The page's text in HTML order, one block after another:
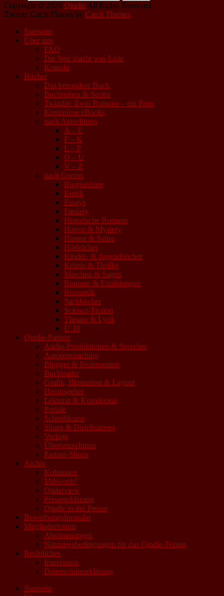
Copyright © 2026 Qindie All Rights Reserved.
Theme: Catch Flames by Catch Themes
Startseite
Über uns
FAQ
Die Wer macht was Liste
Kontakt
Bücher
Das besondere Buch
Buchreihen & Serien
Twindie: Zwei Romane – ein Preis
Kostenlose eBooks
nach AutorInnen
A – E
F – K
L – P
Q – U
V – Z
nach Genres
Biographien
Erotik
Essays
Fantasy
Historische Romane
Horror & Mystery
Humor & Satire
Hörbücher
Kinder- & Jugendbücher
Krimis & Thriller
Märchen & Sagen
Romane & Erzählungen
Romantik
Sachbücher
Science-Fiction
Theater & Lyrik
U 18
Qindie-Partner
Audio-Produktionen & Sprecher
Autorencoaching
Blogger & Rezensenten
Buchtrailer
Grafik, Illustration & Layout
Herausgeber
Lektorat & Korrektorat
Portale
Schreibkurse
Shops & Distributoren
Verlage
ÜbersetzerInnen
Partner-Shops
Archiv
Kolumnen
Mittwoch!
Qinterview
Presseerklärung
Qindie in der Presse
Bewerbungsformular
Mitgliederforum
Abstimmungen
Nutzungsbedingungen für das Qindie-Forum
Rechtliches
Impressum
Datenschutzerklärung
Startseite